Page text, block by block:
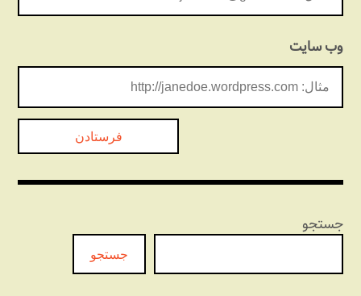
وب‌ سایت
جستجو
جستجو